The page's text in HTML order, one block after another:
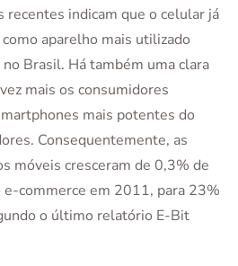
recentes indicam que o celular já
aparelho mais utilizado
Brasil. Há também uma clara
mais os consumidores
mais potentes do
Consequentemente, as
móveis cresceram de 0,3% de
e-commerce em 2011, para 23%
o último relatório E-Bit